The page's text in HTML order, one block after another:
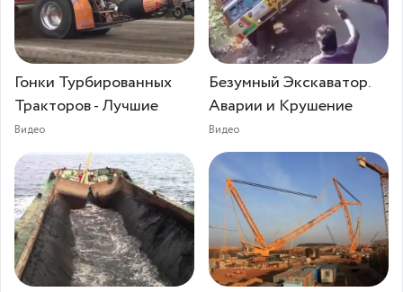
Гонки Турбированных
Тракторов - Лучшие
Видео
Безумный Экскаватор.
Аварии и Крушение
Видео